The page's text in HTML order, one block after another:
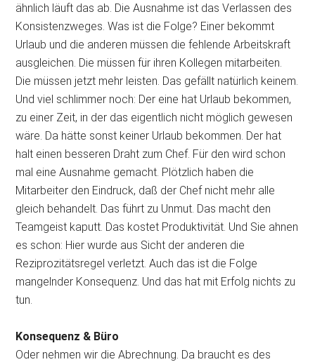
ähnlich läuft das ab. Die Ausnahme ist das Verlassen des
Konsistenzweges. Was ist die Folge? Einer bekommt
Urlaub und die anderen müssen die fehlende Arbeitskraft
ausgleichen. Die müssen für ihren Kollegen mitarbeiten.
Die müssen jetzt mehr leisten. Das gefällt natürlich keinem.
Und viel schlimmer noch: Der eine hat Urlaub bekommen,
zu einer Zeit, in der das eigentlich nicht möglich gewesen
wäre. Da hätte sonst keiner Urlaub bekommen. Der hat
halt einen besseren Draht zum Chef. Für den wird schon
mal eine Ausnahme gemacht. Plötzlich haben die
Mitarbeiter den Eindruck, daß der Chef nicht mehr alle
gleich behandelt. Das führt zu Unmut. Das macht den
Teamgeist kaputt. Das kostet Produktivität. Und Sie ahnen
es schon: Hier wurde aus Sicht der anderen die
Reziprozitätsregel verletzt. Auch das ist die Folge
mangelnder Konsequenz. Und das hat mit Erfolg nichts zu
tun.
Konsequenz & Büro
Oder nehmen wir die Abrechnung. Da braucht es des